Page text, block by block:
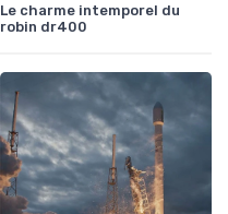
Le charme intemporel du
robin dr400